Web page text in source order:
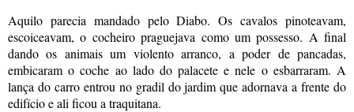
Aquilo parecia mandado pelo Diabo. Os cavalos pinoteavam,
escoiceavam, o cocheiro praguejava como um possesso. A final
dando os animais um violento arranco, a poder de pancadas,
embicaram o coche ao lado do palacete e nele o esbarraram. A
lança do carro entrou no gradil do jardim que adornava a frente do
edifício e ali ficou a traquitana.